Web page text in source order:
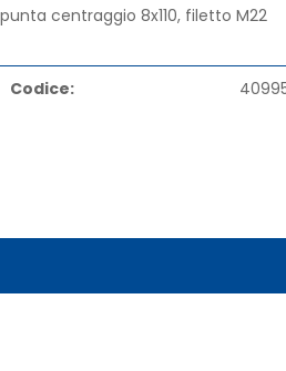
punta centraggio 8x110, filetto M22
Codice: